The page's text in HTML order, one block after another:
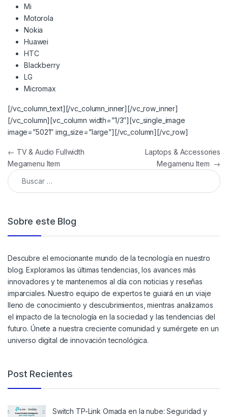
Mi
Motorola
Nokia
Huawei
HTC
Blackberry
LG
Micromax
[/vc_column_text][/vc_column_inner][/vc_row_inner]
[/vc_column][vc_column width=”1/3″][vc_single_image
image=”5021″ img_size=”large”][/vc_column][/vc_row]
← TV & Audio Fullwidth
Megamenu Item
Laptops & Accessories
Megamenu Item →
Sobre este Blog
Descubre el emocionante mundo de la tecnología en nuestro
blog. Exploramos las últimas tendencias, los avances más
innovadores y te mantenemos al día con noticias y reseñas
imparciales. Nuestro equipo de expertos te guiará en un viaje
lleno de conocimiento y descubrimientos, mientras analizamos
el impacto de la tecnología en la sociedad y las tendencias del
futuro. Únete a nuestra creciente comunidad y sumérgete en un
universo digital de innovación tecnológica.
Post Recientes
Switch TP-Link Omada en la nube: Seguridad y